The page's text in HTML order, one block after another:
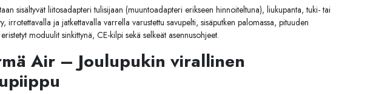
sisältyvät liitosadapteri tulisijaan (muuntoadapteri erikseen hinnoiteltuna), liukupanta, tuki- tai
irrotettavalla ja jatkettavalla varrella varustettu savupelti, sisäputken palomassa, pituuden
moduulit sinkittynä, CE-kilpi sekä selkeät asennusohjeet.
Air – Joulupukin virallinen